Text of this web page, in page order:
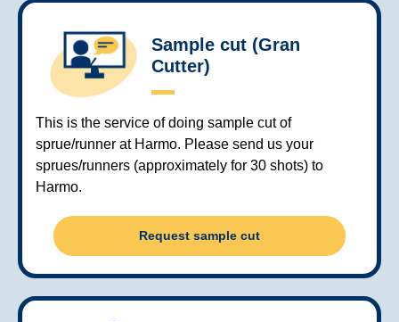
Sample cut (Gran
Cutter)
This is the service of doing sample cut of
sprue/runner at Harmo. Please send us your
sprues/runners (approximately for 30 shots) to
Harmo.
Request sample cut